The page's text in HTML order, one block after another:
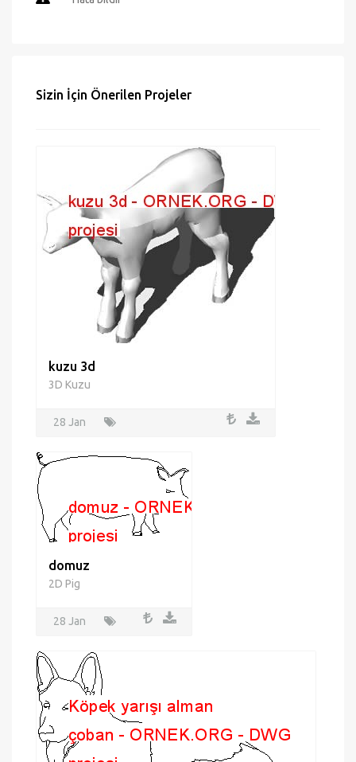
Sizin İçin Önerilen Projeler
kuzu 3d
domuz
28 Jan